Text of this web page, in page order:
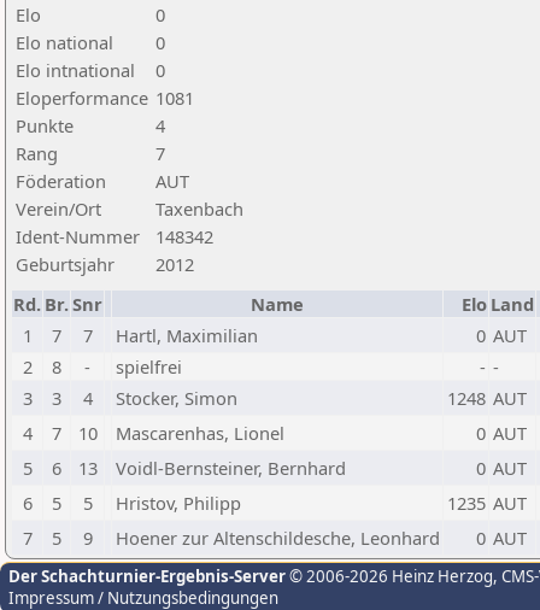
Elo
0
Elo national
0
Elo intnational
0
Eloperformance 1081
Punkte
4
Rang
7
Föderation
AUT
Verein/Ort
Taxenbach
Ident-Nummer
148342
Geburtsjahr
2012
Rd. Br.Snr Name Elo Land
1
7 7 Hartl, Maximilian 0 AUT
2
8 - spielfrei - -
3
3 4 Stocker, Simon 1248 AUT
4
7 10 Mascarenhas, Lionel 0 AUT
5
6 13 Voidl-Bernsteiner, Bernhard 0 AUT
6
5 5 Hristov, Philipp 1235 AUT
7
5 9 Hoener zur Altenschildesche, Leonhard 0 AUT
Der Schachturnier-Ergebnis-Server© 2006-2026 Heinz Herzog,
Impressum / Nutzungsbedingungen